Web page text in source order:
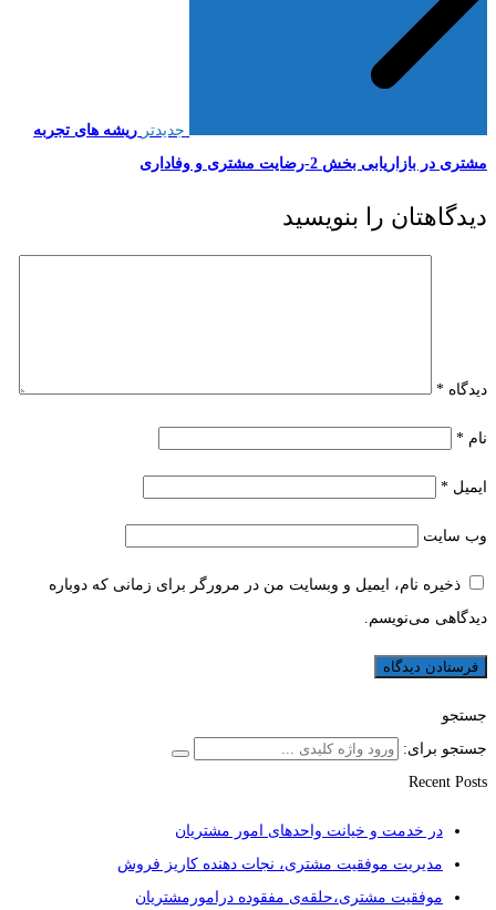
جدیدتر ریشه های تجربه
مشتری در بازاریابی بخش 2-رضایت مشتری و وفاداری
دیدگاهتان را بنویسید
دیدگاه *
نام *
ایمیل *
وب‌ سایت
ذخیره نام، ایمیل و وبسایت من در مرورگر برای زمانی که دوباره
دیدگاهی می‌نویسم.
جستجو
جستجو برای:
Recent Posts
در خدمت و خیانت واحدهای امور مشتریان
مدیریت موفقیت مشتری، نجات دهنده کاریز فروش
موفقیت مشتری،حلقه‌ی مفقوده درامورمشتریان